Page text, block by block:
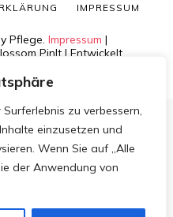
zu verbessern,
einzusetzen und
Wenn Sie auf „Alle
der Anwendung von
Pflege. Impressum |
PinIt | Entwickelt
IMPRESSUM